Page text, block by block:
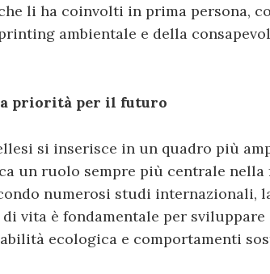
li ha coinvolti in prima persona,
ambientale e della
priorità per il futuro
si inserisce in un quadro più
un ruolo sempre più centrale nella
numerosi studi internazionali,
vita è fondamentale per sviluppare
ecologica e comportamenti